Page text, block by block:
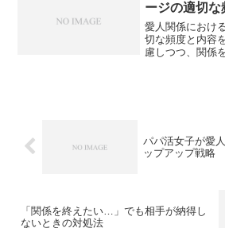
ージの適切な
愛人関係におけ
切な頻度と内容
慮しつつ、関係
パパ活女子が愛
ップアップ戦略
「関係を終えたい…」でも相手が納得し
ないときの対処法